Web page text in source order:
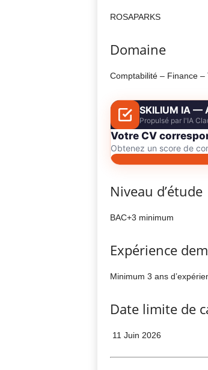
ROSAPARKS
Domaine
Comptabilité – Finance –
SKILIUM IA —
Propulsé par l'IA
Votre CV
Obtenez un score de
Niveau d’étude
BAC+3 minimum
Expérience
Minimum 3 ans
Date limite de
11 Juin 2026